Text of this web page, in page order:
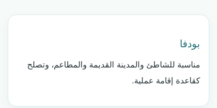
بودفا
مناسبة للشاطئ والمدينة القديمة والمطاعم، وتصلح
كقاعدة إقامة عملية.